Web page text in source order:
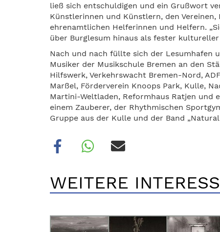
ließ sich entschuldigen und ein Grußwort
Künstlerinnen und Künstlern, den
ehrenamtlichen Helferinnen und Helfern.
über Burglesum hinaus als fester
Nach und nach füllte sich der Lesumhafen
Musiker der Musikschule Bremen an den
Hilfswerk, Verkehrswacht Bremen-Nord,
Marßel, Förderverein Knoops Park, Kulle,
Martini-Weltladen, Reformhaus Ratjen und
einem Zauberer, der Rhythmischen
Gruppe aus der Kulle und der Band „Natural
WEITERE